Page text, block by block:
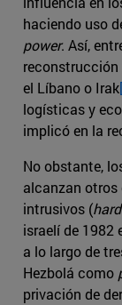
haciendo uso
power. Así,
reconstrucción
el Líbano o Irak
logísticas y
implicó en la
No obstante,
alcanzan otros
intrusivos (
israelí de 1982
a lo largo de
Hezbolá como
privación de